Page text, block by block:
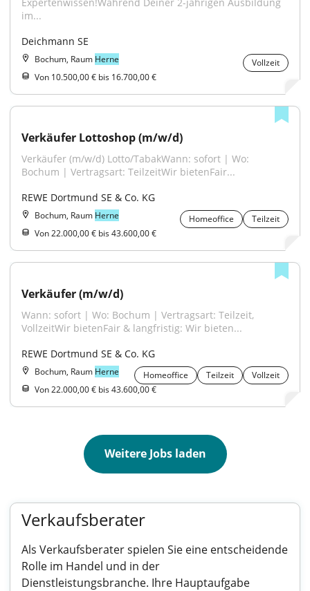
im...
Deichmann SE
Bochum, Raum Herne
Vollzeit
Von 10.500,00 € bis 16.700,00 €
Verkäufer Lottoshop (m/w/d)
Verkäufer (m/w/d) Lotto/TabakWann: sofort | Wo:
Bochum | Vertragsart: TeilzeitWir bietenFair...
REWE Dortmund SE & Co. KG
Bochum, Raum Herne Homeoffice
Teilzeit
Von 22.000,00 € bis 43.600,00 €
Verkäufer (m/w/d)
Wann: sofort | Wo: Bochum | Vertragsart: Teilzeit,
VollzeitWir bietenFair & langfristig: Wir bieten...
REWE Dortmund SE & Co. KG
Bochum, Raum Herne Homeoffice Teilzeit
Vollzeit
Von 22.000,00 € bis 43.600,00 €
Weitere Jobs laden
Verkaufsberater
Als Verkaufsberater spielen Sie eine entscheidende
Rolle im Handel und in der
Dienstleistungsbranche. Ihre Hauptaufgabe